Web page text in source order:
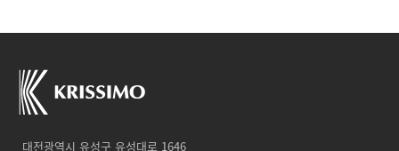
대전광역시 유성구 유성대로 1646